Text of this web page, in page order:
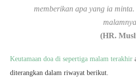
memberikan apa yang ia
(HR.
Keutamaan doa di sepertiga malam terakhir
diterangkan dalam riwayat berikut.